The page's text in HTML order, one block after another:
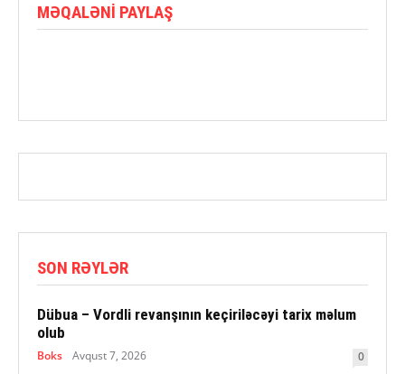
MƏQALƏNI PAYLAŞ
SON RƏYLƏR
Dübua – Vordli revanşının keçiriləcəyi tarix məlum
olub
Boks Avqust 7, 2026 0